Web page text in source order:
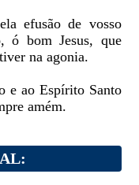
efusão de vosso
ó bom Jesus, que
na agonia.
e ao Espírito Santo
amém.